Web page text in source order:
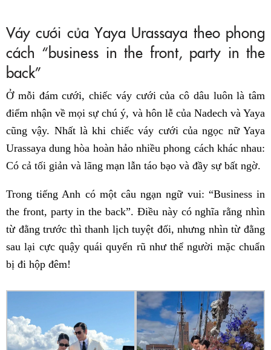
Váy cưới của Yaya Urassaya theo phong
cách “business in the front, party in the
back”
Ở mỗi đám cưới, chiếc váy cưới của cô dâu luôn là tâm
điểm nhận về mọi sự chú ý, và hôn lễ của Nadech và Yaya
cũng vậy. Nhất là khi chiếc váy cưới của ngọc nữ Yaya
Urassaya dung hòa hoàn hảo nhiều phong cách khác nhau:
Có cả tối giản và lãng mạn lẫn táo bạo và đầy sự bất ngờ.
Trong tiếng Anh có một câu ngạn ngữ vui: “Business in
the front, party in the back”. Điều này có nghĩa rằng nhìn
từ đằng trước thì thanh lịch tuyệt đối, nhưng nhìn từ đằng
sau lại cực quậy quái quyến rũ như thể người mặc chuẩn
bị đi hộp đêm!